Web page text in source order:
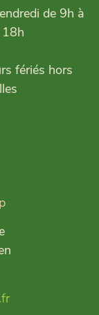
de 9h à
fériés hors